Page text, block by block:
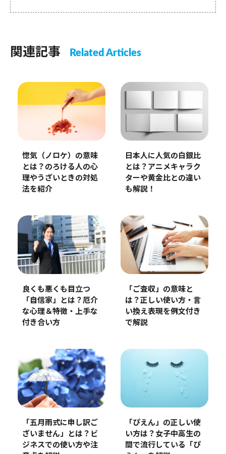
関連記事 Related Articles
惚気（ノロケ）の意味
とは？のろける人の心
理やうざいときの対処
法を紹介
日本人に人気の白銀比
とは？アニメキャラク
ターや黄金比との違い
も解説！
良くも悪くも目立つ
「自信家」とは？厄介
な心理＆特徴・上手な
付き合い方
「ご査収」の意味と
は？正しい使い方・言
い換え表現を例文付き
で解説
「五月雨式に申し訳ご
ざいません」とは？ビ
ジネスでの使い方や注
「ぴえん」の正しい使
い方は？女子中高生の
間で流行している「ぴ